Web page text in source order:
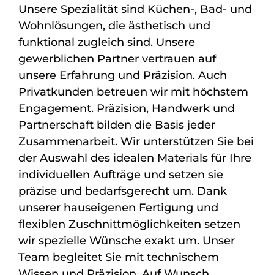
Unsere Spezialität sind Küchen-, Bad- und
Wohnlösungen, die ästhetisch und
funktional zugleich sind. Unsere
gewerblichen Partner vertrauen auf
unsere Erfahrung und Präzision. Auch
Privatkunden betreuen wir mit höchstem
Engagement. Präzision, Handwerk und
Partnerschaft bilden die Basis jeder
Zusammenarbeit. Wir unterstützen Sie bei
der Auswahl des idealen Materials für Ihre
individuellen Aufträge und setzen sie
präzise und bedarfsgerecht um. Dank
unserer hauseigenen Fertigung und
flexiblen Zuschnittmöglichkeiten setzen
wir spezielle Wünsche exakt um. Unser
Team begleitet Sie mit technischem